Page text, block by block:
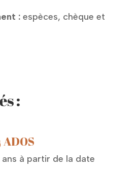
: espèces, chèque et
:
ADOS
ans à partir de la date